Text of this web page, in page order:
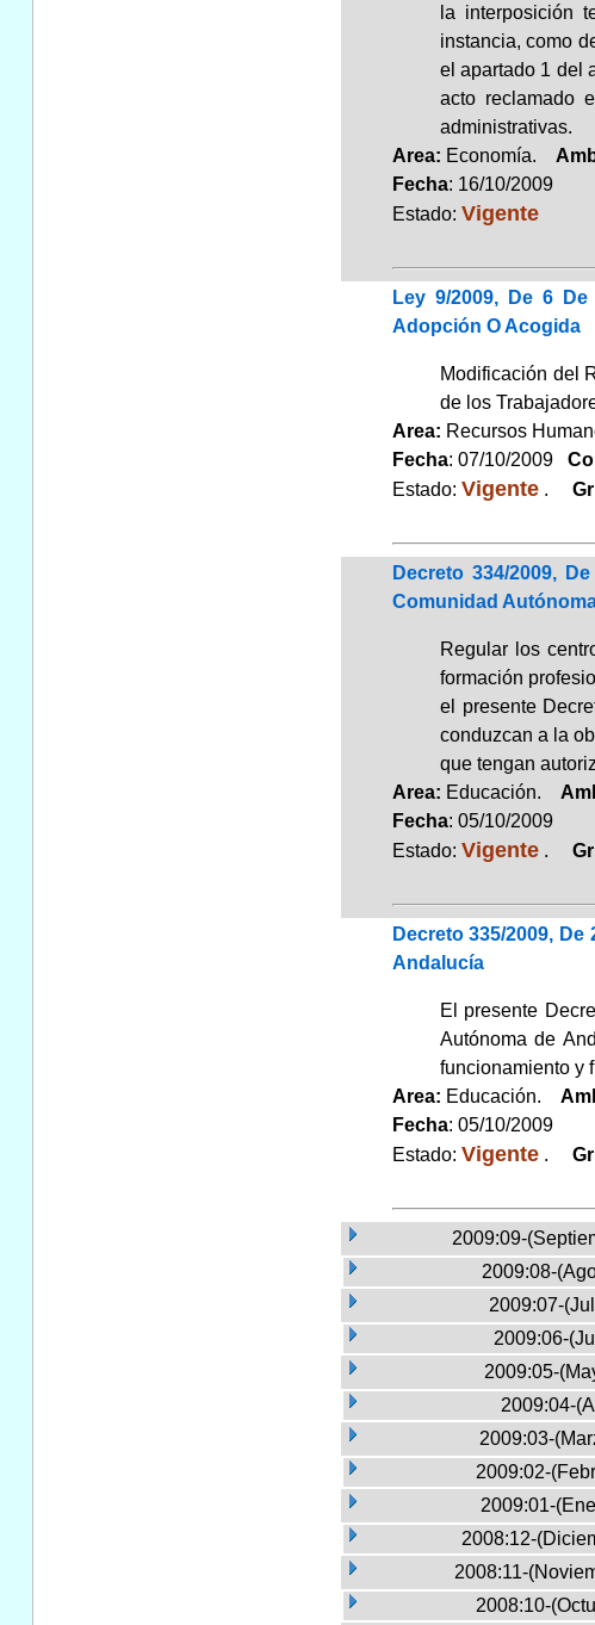
la interposición
instancia, como
el apartado 1 del
acto reclamado
administrativas.
Area: Economía.
Fecha: 16/10/2009
Estado: Vigente
Ley 9/2009, De 6
Adopción O Acogida
Modificación del
de los
Area: Recursos
Fecha: 07/10/2009
Estado: Vigente.
Decreto 334/2009,
Comunidad
Regular los
formación
el presente
conduzcan a la
que tengan
Area: Educación.
Fecha: 05/10/2009
Estado: Vigente.
Decreto 335/2009,
Andalucía
El presente
Autónoma de
funcionamiento y
Area: Educación.
Fecha: 05/10/2009
Estado: Vigente.
2009:09-
2009:08-
2009:07-
2009:06-
2009:05-
2009:04-
2009:03-
2009:02-
2009:01-
2008:12-
2008:11-
2008:10-